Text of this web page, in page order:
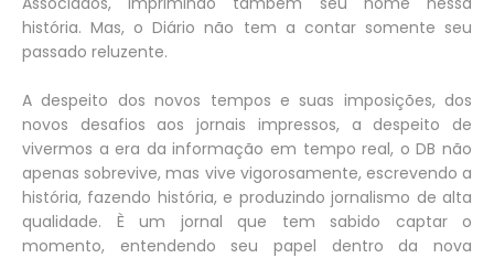
história. Mas, o Diário não tem a contar somente seu
passado reluzente.
A despeito dos novos tempos e suas imposições, dos
novos desafios aos jornais impressos, a despeito de
vivermos a era da informação em tempo real, o DB não
apenas sobrevive, mas vive vigorosamente, escrevendo a
história, fazendo história, e produzindo jornalismo de alta
qualidade. È um jornal que tem sabido captar o
momento, entendendo seu papel dentro da nova